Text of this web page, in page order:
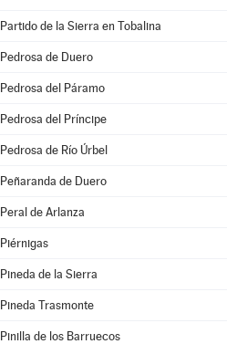
Partido de la Sierra en Tobalina
Pedrosa de Duero
Pedrosa del Páramo
Pedrosa del Príncipe
Pedrosa de Río Úrbel
Peñaranda de Duero
Peral de Arlanza
Piérnigas
Pineda de la Sierra
Pineda Trasmonte
Pinilla de los Barruecos